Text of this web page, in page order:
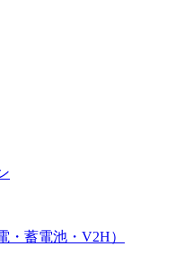
・蓄電池・V2H）